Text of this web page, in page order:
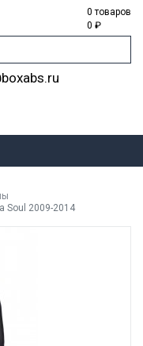
0 товаров
0 ₽
Soul 2009-2014